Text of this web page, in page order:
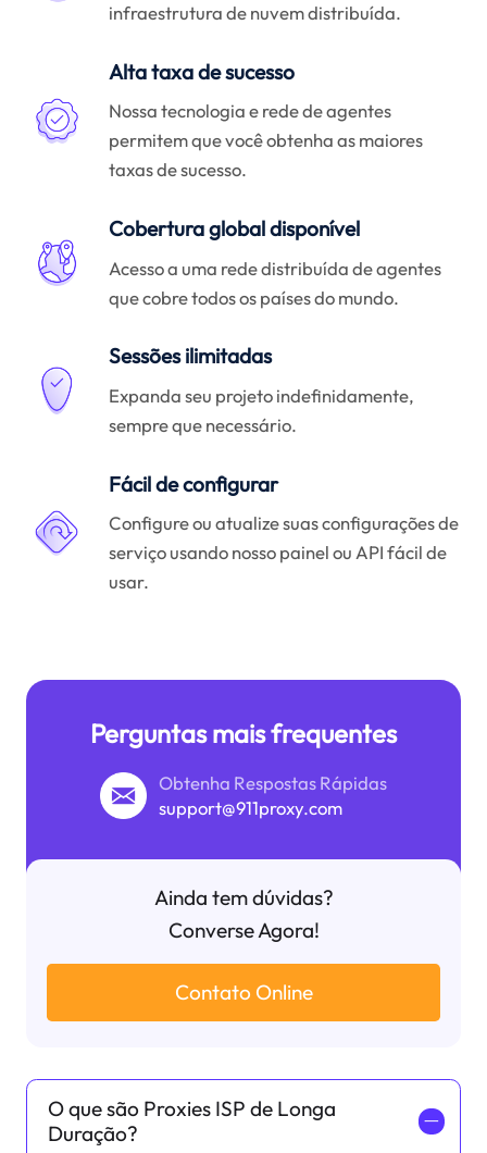
infraestrutura de nuvem distribuída.
Alta taxa de sucesso
Nossa tecnologia e rede de agentes
permitem que você obtenha as maiores
taxas de sucesso.
Cobertura global disponível
Acesso a uma rede distribuída de agentes
que cobre todos os países do mundo.
Sessões ilimitadas
Expanda seu projeto indefinidamente,
sempre que necessário.
Fácil de configurar
Configure ou atualize suas configurações de
serviço usando nosso painel ou API fácil de
usar.
Perguntas mais frequentes
Obtenha Respostas Rápidas
support@911proxy.com
Ainda tem dúvidas?
Converse Agora!
Contato Online
O que são Proxies ISP de Longa
Duração?
一